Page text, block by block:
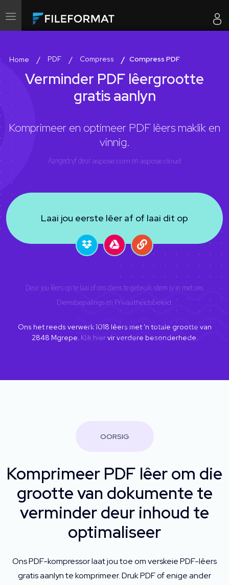
Wissel
navigasie
Home PDF Compress Compress PDF
Verminder PDF lêergrootte
gratis aanlyn
Komprimeer en optimeer PDF lêers maklik en
vinnig.
Aangedryf deur aspose.com en aspose.cloud
Laai jou eerste lêer af of laai dit op
Deur jou lêers op te laai of ons diens te gebruik, stem jy in met ons
Diensbepalingsen Privaatheidsbeleid
Ons het reeds verwerk1018 lêers met 'n totale grootte van
2848 Mgrepe. Klik hiervir verdere besonderhede.
OORSIG
Komprimeer PDF lêer om die
grootte van dokumente te
verminder deur inhoud te
optimaliseer
Ons PDF-kompressor laat jou toe om verskeie PDF-lêers
gratis aanlyn te komprimeer. Druk PDF of enige ander